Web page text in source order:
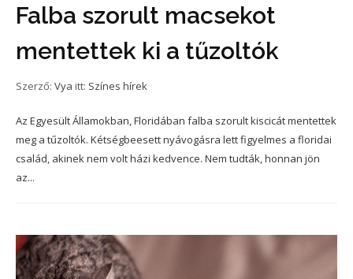
Falba szorult macsekot
mentettek ki a tűzoltók
Szerző: Vya itt: Színes hírek
Az Egyesült Államokban, Floridában falba szorult kiscicát mentettek
meg a tűzoltók. Kétségbeesett nyávogásra lett figyelmes a floridai
család, akinek nem volt házi kedvence. Nem tudták, honnan jön
az...